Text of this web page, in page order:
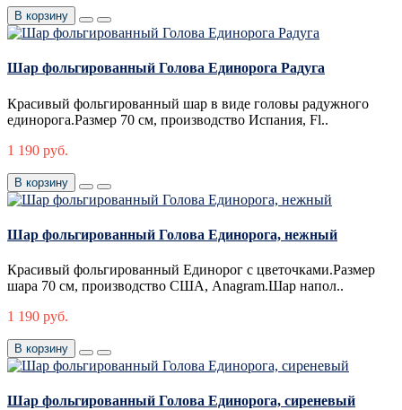
В корзину
Шар фольгированный Голова Единорога Радуга
Красивый фольгированный шар в виде головы радужного
единорога.Размер 70 см, производство Испания, Fl..
1 190 руб.
В корзину
Шар фольгированный Голова Единорога, нежный
Красивый фольгированный Единорог с цветочками.Размер
шара 70 см, производство США, Anagram.Шар напол..
1 190 руб.
В корзину
Шар фольгированный Голова Единорога, сиреневый